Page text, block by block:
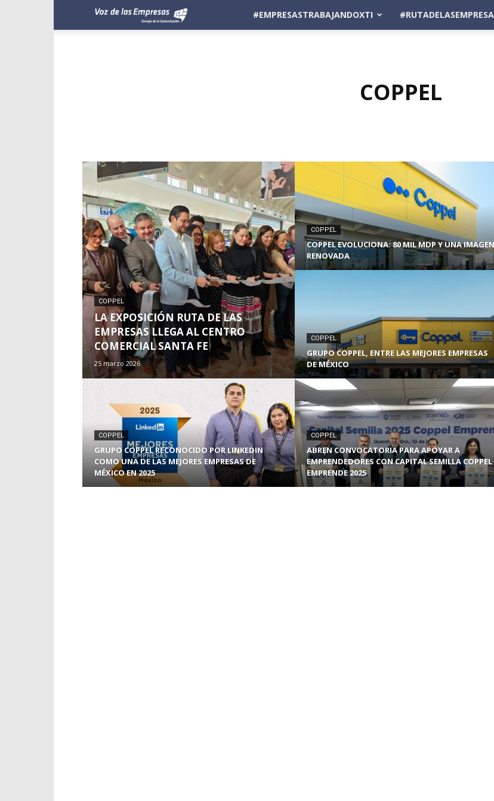
#EMPRESASTRABAJANDOXTI
COPPEL
COPPEL
LA EXPOSICIÓN RUTA DE LAS
EMPRESAS LLEGA AL CENTRO
COMERCIAL SANTA FE
25 marzo 2026
COPPEL
GRUPO COPPEL RECONOCIDO POR LINKEDIN
COMO UNA DE LAS MEJORES EMPRESAS DE
MÉXICO EN 2025
COPPEL
COPPEL EVOLUCIONA: 80 MIL MDP Y UNA IMAGEN
RENOVADA
COPPEL
GRUPO COPPEL, ENTRE LAS MEJORES EMPRESAS
DE MÉXICO
COPPEL
ABREN CONVOCATORIA PARA APOYAR A
EMPRENDEDORES CON CAPITAL SEMILLA COPPEL
EMPRENDE 2025